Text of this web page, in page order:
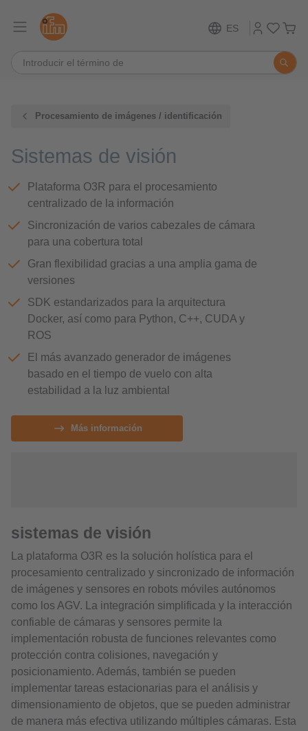
ES
Procesamiento de imágenes / identificación
Sistemas de visión
Plataforma O3R para el procesamiento
centralizado de la información
Sincronización de varios cabezales de cámara
para una cobertura total
Gran flexibilidad gracias a una amplia gama de
versiones
SDK estandarizados para la arquitectura
Docker, así como para Python, C++, CUDA y
ROS
El más avanzado generador de imágenes
basado en el tiempo de vuelo con alta
estabilidad a la luz ambiental
Más información
sistemas de visión
La plataforma O3R es la solución holística para el
procesamiento centralizado y sincronizado de información
de imágenes y sensores en robots móviles autónomos
como los AGV. La integración simplificada y la interacción
confiable de cámaras y sensores permite la
implementación robusta de funciones relevantes como
protección contra colisiones, navegación y
posicionamiento. Además, también se pueden
implementar tareas estacionarias para el análisis y
dimensionamiento de objetos, que se pueden administrar
de manera más efectiva utilizando múltiples cámaras. Esta